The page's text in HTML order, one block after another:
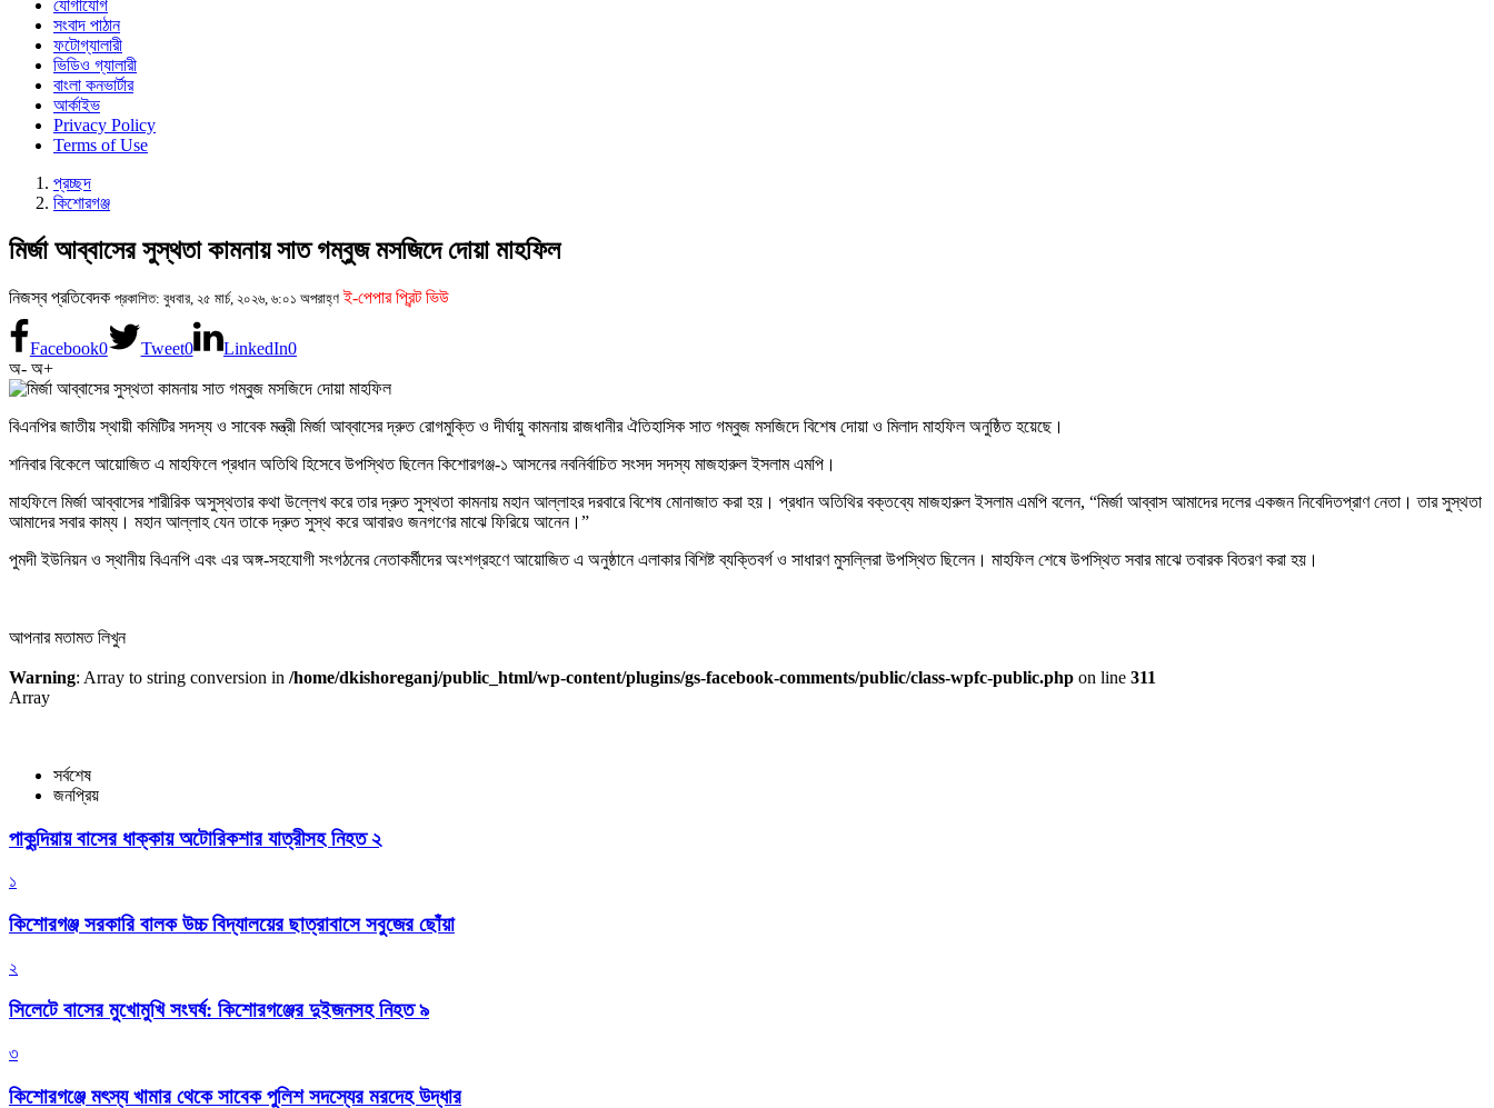
যোগাযোগ
সংবাদ পাঠান
ফটোগ্যালারী
ভিডিও গ্যালারী
বাংলা কনভার্টার
আর্কাইভ
Privacy Policy
Terms of Use
প্রচ্ছদ
কিশোরগঞ্জ
মির্জা আব্বাসের সুস্থতা কামনায় সাত গম্বুজ মসজিদে দোয়া মাহফিল
নিজস্ব প্রতিবেদক প্রকাশিত: বুধবার, ২৫ মার্চ, ২০২৬, ৬:০১ অপরাহ্ণ ই-পেপার প্রিন্ট ভিউ
Facebook0 Tweet0 LinkedIn0
অ- অ+
বিএনপির জাতীয় স্থায়ী কমিটির সদস্য ও সাবেক মন্ত্রী মির্জা আব্বাসের দ্রুত রোগমুক্তি ও দীর্ঘায়ু কামনায় রাজধানীর ঐতিহাসিক সাত গম্বুজ মসজিদে বিশেষ দোয়া ও মিলাদ মাহফিল অনুষ্ঠিত হয়েছে।
শনিবার বিকেলে আয়োজিত এ মাহফিলে প্রধান অতিথি হিসেবে উপস্থিত ছিলেন কিশোরগঞ্জ-১ আসনের নবনির্বাচিত সংসদ সদস্য মাজহারুল ইসলাম এমপি।
মাহফিলে মির্জা আব্বাসের শারীরিক অসুস্থতার কথা উল্লেখ করে তার দ্রুত সুস্থতা কামনায় মহান আল্লাহর দরবারে বিশেষ মোনাজাত করা হয়। প্রধান অতিথির বক্তব্যে মাজহারুল ইসলাম এমপি বলেন, “মির্জা আব্বাস আমাদের দলের একজন নিবেদিতপ্রাণ নেতা। তার সুস্থতা
আমাদের সবার কাম্য। মহান আল্লাহ যেন তাকে দ্রুত সুস্থ করে আবারও জনগণের মাঝে ফিরিয়ে আনেন।”
পুমদী ইউনিয়ন ও স্থানীয় বিএনপি এবং এর অঙ্গ-সহযোগী সংগঠনের নেতাকর্মীদের অংশগ্রহণে আয়োজিত এ অনুষ্ঠানে এলাকার বিশিষ্ট ব্যক্তিবর্গ ও সাধারণ মুসল্লিরা উপস্থিত ছিলেন। মাহফিল শেষে উপস্থিত সবার মাঝে তবারক বিতরণ করা হয়।
আপনার মতামত লিখুন
Warning: Array to string conversion in /home/dkishoreganj/public_html/wp-content/plugins/gs-facebook-comments/public/class-wpfc-public.php on line 311
Array
সর্বশেষ
জনপ্রিয়
পাকুন্দিয়ায় বাসের ধাক্কায় অটোরিকশার যাত্রীসহ নিহত ২
১
কিশোরগঞ্জ সরকারি বালক উচ্চ বিদ্যালয়ের ছাত্রাবাসে সবুজের ছোঁয়া
২
সিলেটে বাসের মুখোমুখি সংঘর্ষ: কিশোরগঞ্জের দুইজনসহ নিহত ৯
৩
কিশোরগঞ্জে মৎস্য খামার থেকে সাবেক পুলিশ সদস্যের মরদেহ উদ্ধার